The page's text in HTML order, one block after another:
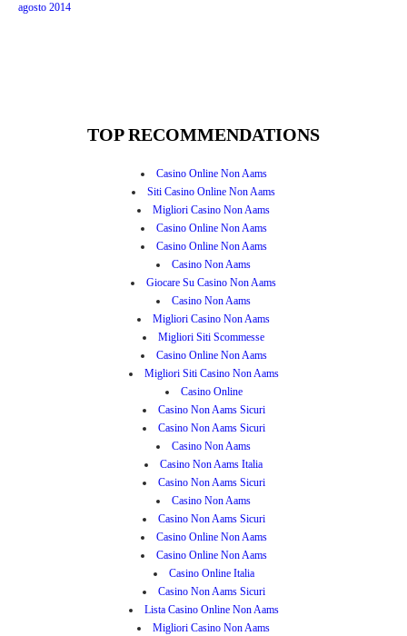
agosto 2014
TOP RECOMMENDATIONS
Casino Online Non Aams
Siti Casino Online Non Aams
Migliori Casino Non Aams
Casino Online Non Aams
Casino Online Non Aams
Casino Non Aams
Giocare Su Casino Non Aams
Casino Non Aams
Migliori Casino Non Aams
Migliori Siti Scommesse
Casino Online Non Aams
Migliori Siti Casino Non Aams
Casino Online
Casino Non Aams Sicuri
Casino Non Aams Sicuri
Casino Non Aams
Casino Non Aams Italia
Casino Non Aams Sicuri
Casino Non Aams
Casino Non Aams Sicuri
Casino Online Non Aams
Casino Online Non Aams
Casino Online Italia
Casino Non Aams Sicuri
Lista Casino Online Non Aams
Migliori Casino Non Aams